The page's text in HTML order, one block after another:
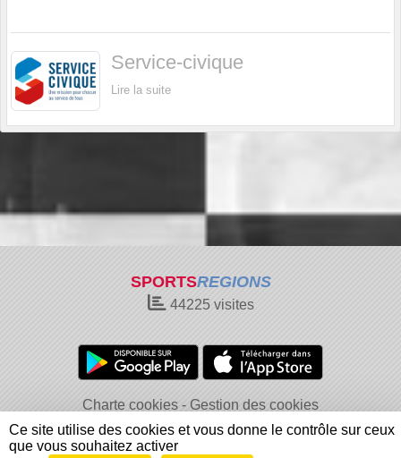
Service-civique
Lire la suite
SPORTSREGIONS
44225visites
Charte cookies
Gestion des cookies
Informations légales
Signaler un contenu inapproprié
Ce site utilise des cookies et vous donne le contrôle sur ceux
que vous souhaitez activer